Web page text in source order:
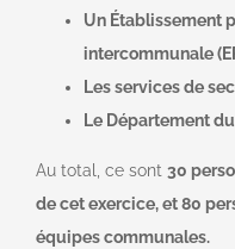
Un Établissement
intercommunale
Les services de
Le Département
Au total, ce sont 30
de cet exercice, et 80
équipes communales.